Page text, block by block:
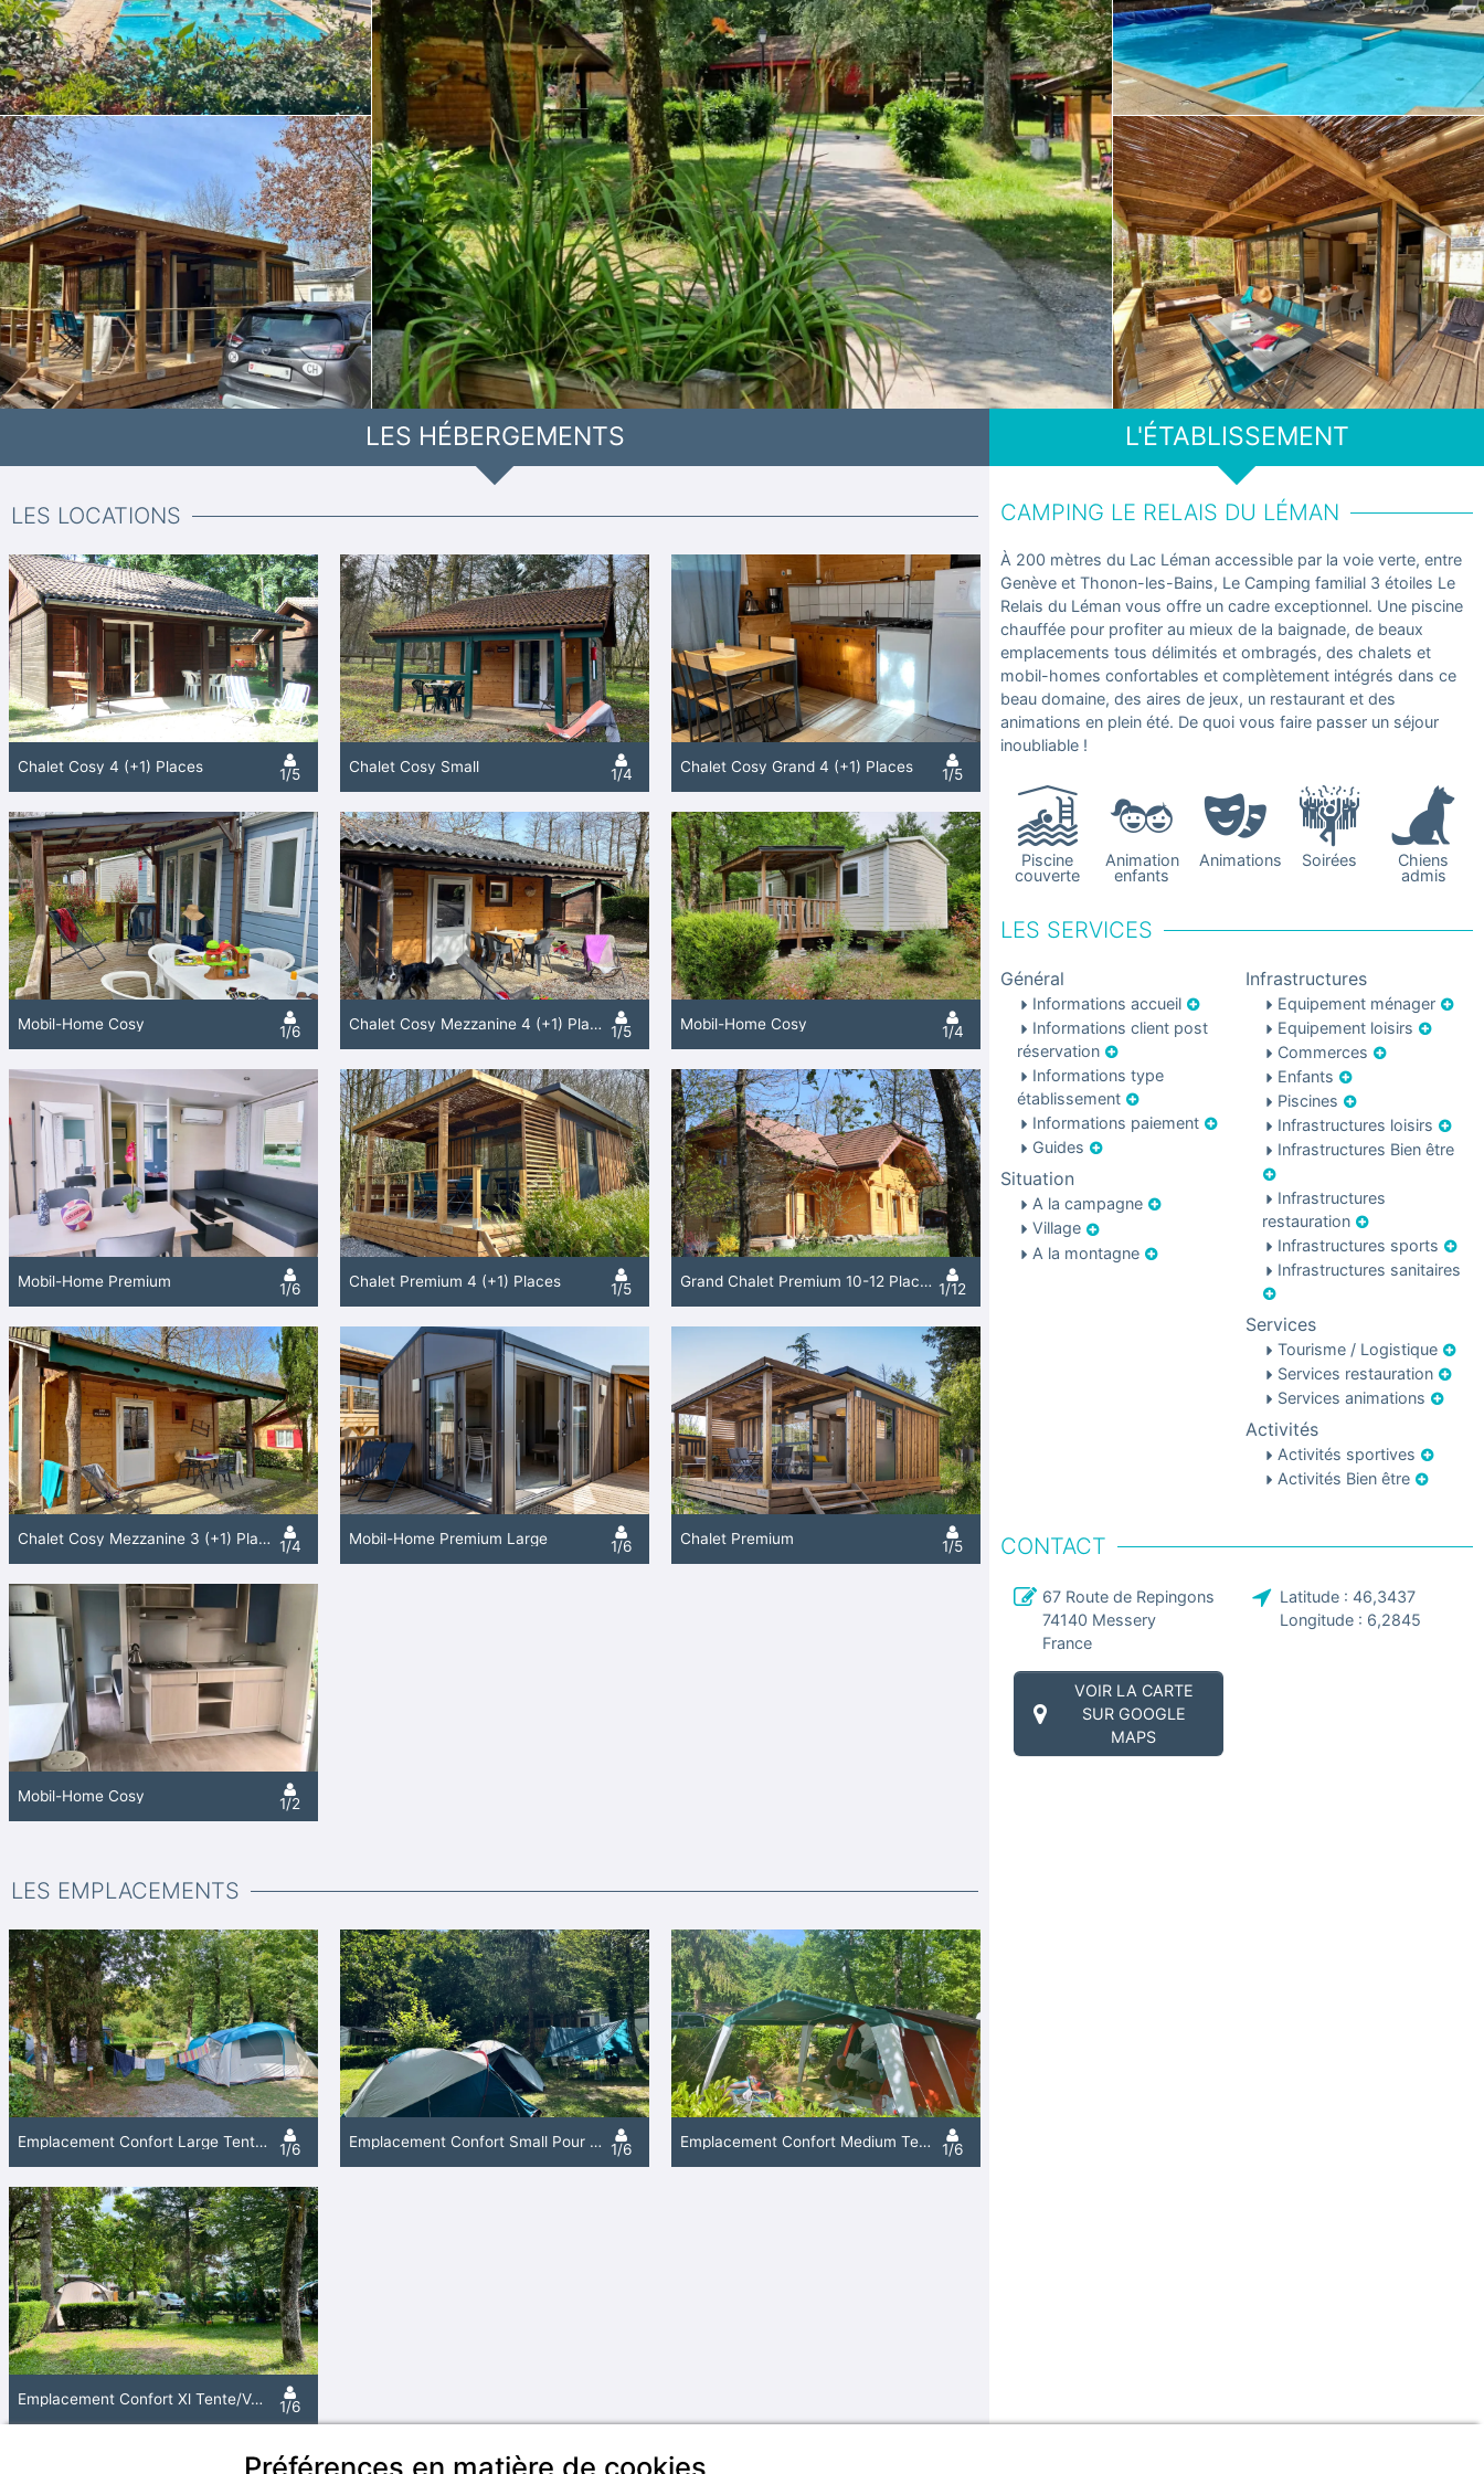
L'ÉTABLISSEMENT
CAMPING LE RELAIS DU LÉMAN
À 200 mètres du Lac Léman accessible par la voie verte, entre
Genève et Thonon-les-Bains, Le Camping familial 3 étoiles Le
Relais du Léman vous offre un cadre exceptionnel. Une piscine
chauffée pour profiter au mieux de la baignade, de beaux
emplacements tous délimités et ombragés, des chalets et
mobil-homes confortables et complètement intégrés dans ce
beau domaine, des aires de jeux, un restaurant et des
animations en plein été. De quoi vous faire passer un séjour
inoubliable !
Piscine
couverte
Animation
enfants
Animations Soirées
Chiens
admis
LES SERVICES
Général
Informations accueil
Informations client post
réservation
Informations type
établissement
Informations paiement
Guides
Situation
A la campagne
Village
A la montagne
Infrastructures
Equipement ménager
Equipement loisirs
Commerces
Enfants
Piscines
Infrastructures loisirs
Infrastructures Bien être
Infrastructures
restauration
Infrastructures sports
Infrastructures sanitaires
Services
Tourisme / Logistique
Services restauration
Services animations
Activités
Activités sportives
Activités Bien être
CONTACT
67 Route de Repingons
74140 Messery
France
Latitude : 46,3437
Longitude : 6,2845
VOIR LA CARTE
SUR GOOGLE
MAPS
LES HÉBERGEMENTS
LES LOCATIONS
Chalet Cosy 4 (+1) Places 1/5 Chalet Cosy Small 1/4 Chalet Cosy Grand 4 (+1) Places 1/5
Mobil-Home Cosy 1/6 Chalet Cosy Mezzanine 4 (+1) Places 1/5 Mobil-Home Cosy 1/4
Mobil-Home Premium 1/6 Chalet Premium 4 (+1) Places 1/5 Grand Chalet Premium 10-12 Places 1/12
Chalet Cosy Mezzanine 3 (+1) Places 1/4 Mobil-Home Premium Large 1/6 Chalet Premium 1/5
Mobil-Home Cosy 1/2
LES EMPLACEMENTS
Emplacement Confort Large Tente/Van/Caravane/Camping-Car Longueur Maximum 6.50 M (Avec Électricité) 1/6 Emplacement Confort Small Pour Petite Tente (Avec Électricité) 1/6 Emplacement Confort Medium Tente / Van Longueur Moins De 5.50 M (Avec Électricité) 1/6
Emplacement Confort Xl Tente/Van/Caravane/Camping-Car (Avec Électricité) 1/6
Préférences en matière de cookies